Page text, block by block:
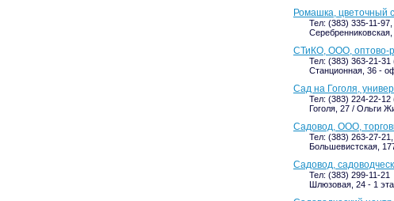
Ромашка, цветочный
Тел: (383) 335-11-
СТиКО, ООО, оптово-
Тел: (383) 363-21-
Станционная, 36 -
Сад на Гоголя,
Тел: (383) 224-22-
Гоголя, 27 / Ольги
Садовод, ООО,
Тел: (383) 263-27-
Большевистская,
Садовод,
Тел: (383) 299-11-21
Шлюзовая, 24 - 1